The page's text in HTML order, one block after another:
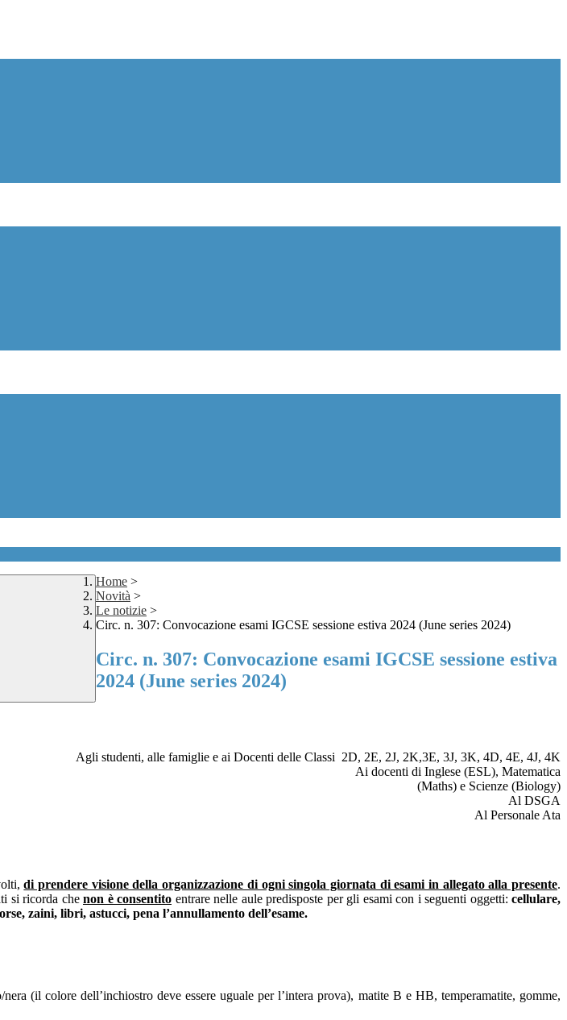
Home >
Novità >
Le notizie >
Circ. n. 307: Convocazione esami IGCSE sessione estiva 2024 (June series 2024)
Circ. n. 307: Convocazione esami IGCSE sessione estiva
2024 (June series 2024)
Agli studenti, alle famiglie e ai Docenti delle Classi 2D, 2E, 2J, 2K,3E, 3J, 3K, 4D, 4E, 4J, 4K
Ai docenti di Inglese (ESL), Matematica
(Maths) e Scienze (Biology)
Al DSGA
Al Personale Ata
di prendere visione della organizzazione di ogni singola giornata di esami in allegato alla presente.
si ricorda che non è consentito entrare nelle aule predisposte per gli esami con i seguenti oggetti: cellulare,
zaini, libri, astucci, pena l’annullamento dell’esame.
(il colore dell’inchiostro deve essere uguale per l’intera prova), matite B e HB, temperamatite, gomme,